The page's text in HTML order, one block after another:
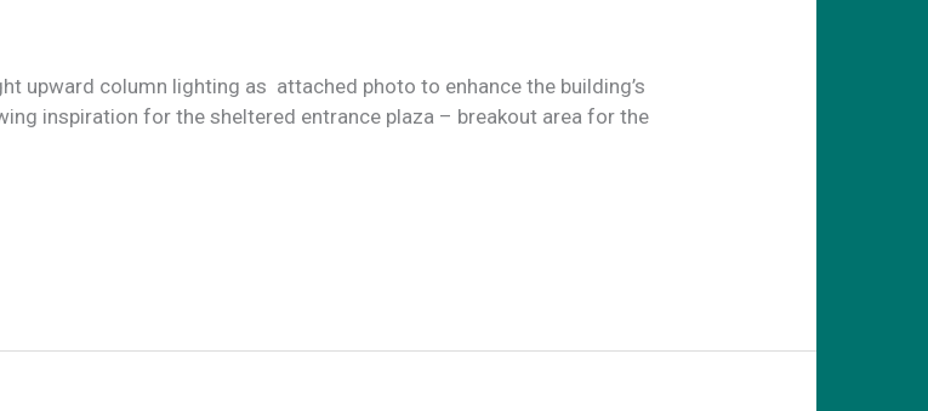
upward column lighting as attached photo to enhance the building’s
for the sheltered entrance plaza – breakout area for the